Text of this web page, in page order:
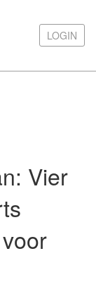
LOGIN
Vier
LOGIN